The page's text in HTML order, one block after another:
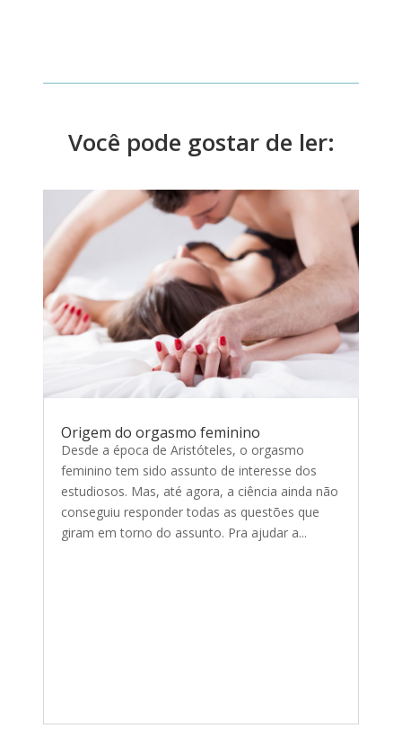
Você pode gostar de ler:
Origem do orgasmo feminino
Desde a época de Aristóteles, o orgasmo
feminino tem sido assunto de interesse dos
estudiosos. Mas, até agora, a ciência ainda não
conseguiu responder todas as questões que
giram em torno do assunto. Pra ajudar a...